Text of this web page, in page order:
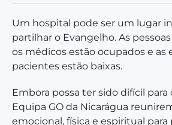
Um hospital pode ser um lugar
partilhar o Evangelho. As
os médicos estão ocupados e as
pacientes estão baixas.
Embora possa ter sido difícil
Equipa GO da Nicarágua
emocional, física e espiritual